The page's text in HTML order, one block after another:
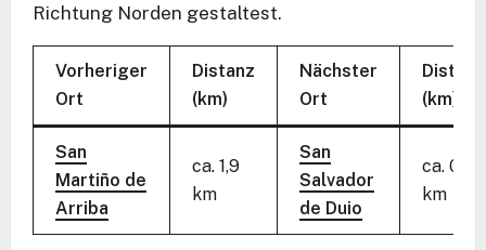
Richtung Norden gestaltest.
Vorheriger
Ort
Distanz
(km)
Nächster
Ort
Distanz
(km)
San
Martiño de
Arriba
ca. 1,9
km
San
Salvador
de Duio
ca. 0,15
km